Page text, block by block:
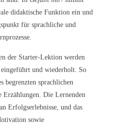
didaktische Funktion ein und
für sprachliche und
der Starter-Lektion werden
eingeführt und wiederholt. So
begrenzten sprachlichen
Erzählungen. Die Lernenden
Erfolgserlebnisse, und das
sowie